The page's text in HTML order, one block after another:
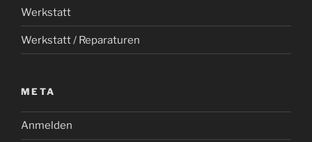
Werkstatt
Werkstatt / Reparaturen
META
Anmelden